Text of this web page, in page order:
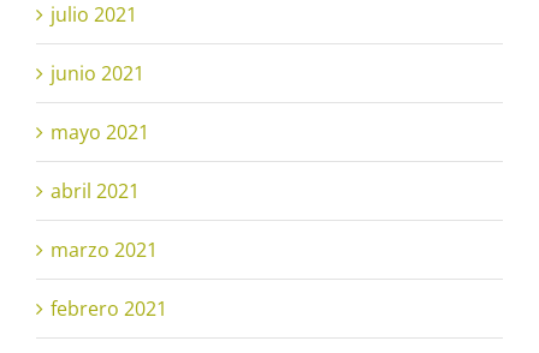
julio 2021
junio 2021
mayo 2021
abril 2021
marzo 2021
febrero 2021